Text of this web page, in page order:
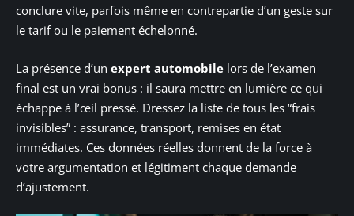
conclure vite, parfois même en contrepartie d’un geste sur
le tarif ou le paiement échelonné.
La présence d’un expert automobile lors de l’examen
final est un vrai bonus : il saura mettre en lumière ce qui
échappe à l’œil pressé. Dressez la liste de tous les “frais
invisibles” : assurance, transport, remises en état
immédiates. Ces données réelles donnent de la force à
votre argumentation et légitiment chaque demande
d’ajustement.